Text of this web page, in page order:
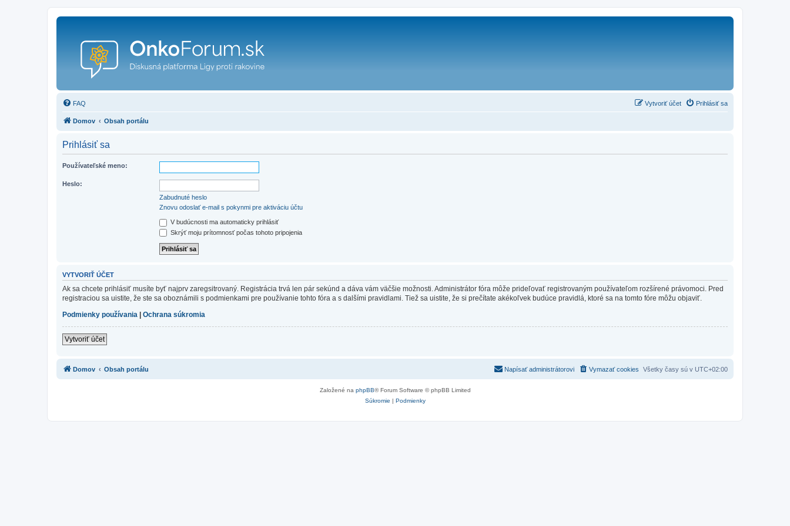
FAQ Prihlásiť sa
Vytvoriť účet
Domov Obsah portálu
Prihlásiť sa
Používateľské meno:
Heslo:
Zabudnuté heslo
Znovu odoslať e-mail s pokynmi pre aktiváciu účtu
V budúcnosti ma automaticky prihlásiť
Skrýť moju prítomnosť počas tohoto pripojenia
VYTVORIŤ ÚČET
Ak sa chcete prihlásiť musíte byť najprv zaregsitrovaný. Registrácia trvá len pár sekúnd a dáva vám väčšie možnosti. Administrátor fóra môže prideľovať registrovaným používateľom rozšírené právomoci. Pred
registraciou sa uistite, že ste sa oboznámili s podmienkami pre používanie tohto fóra a s dalšími pravidlami. Tiež sa uistite, že si prečítate akékoľvek budúce pravidlá, ktoré sa na tomto fóre môžu objaviť.
Podmienky používania | Ochrana súkromia
Vytvoriť účet
Domov Obsah portálu Všetky časy sú v UTC+02:00
Vymazať cookies
Napísať administrátorovi
Založené na phpBB® Forum Software © phpBB Limited
Súkromie | Podmienky